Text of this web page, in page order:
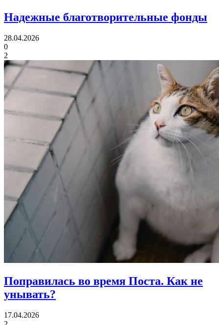
Надежные благотворительные фонды
28.04.2026
0
2
Поправилась во время Поста. Как не
унывать?
17.04.2026